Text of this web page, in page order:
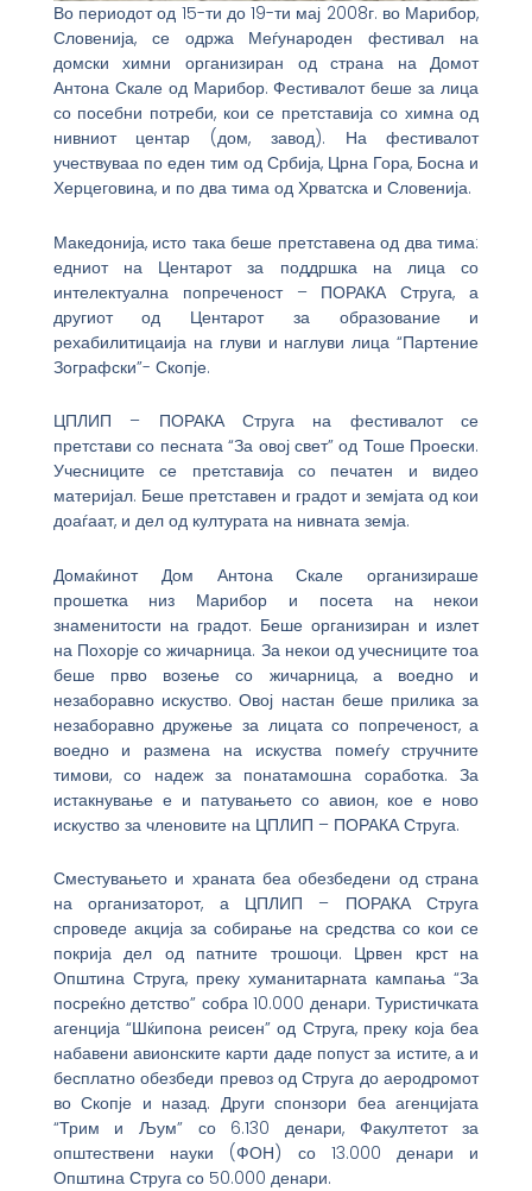
Во периодот од 15-ти до 19-ти мај 2008г. во Марибор,
Словенија, се одржа Меѓународен фестивал на
домски химни организиран од страна на Домот
Антона Скале од Марибор. Фестивалот беше за лица
со посебни потреби, кои се претставија со химна од
нивниот центар (дом, завод). На фестивалот
учествуваа по еден тим од Србија, Црна Гора, Босна и
Херцеговина, и по два тима од Хрватска и Словенија.
Македонија, исто така беше претставена од два тима:
едниот на Центарот за поддршка на лица со
интелектуална попреченост – ПОРАКА Струга, а
другиот од Центарот за образование и
рехабилитицаија на глуви и наглуви лица “Партение
Зографски”- Скопје.
ЦПЛИП – ПОРАКА Струга на фестивалот се
претстави со песната “За овој свет” од Тоше Проески.
Учесниците се претставија со печатен и видео
материјал. Беше претставен и градот и земјата од кои
доаѓаат, и дел од културата на нивната земја.
Домаќинот Дом Антона Скале организираше
прошетка низ Марибор и посета на некои
знаменитости на градот. Беше организиран и излет
на Похорје со жичарница. За некои од учесниците тоа
беше прво возење со жичарница, а воедно и
незаборавно искуство. Овој настан беше прилика за
незаборавно дружење за лицата со попреченост, а
воедно и размена на искуства помеѓу стручните
тимови, со надеж за понатамошна соработка. За
истакнување е и патувањето со авион, кое е ново
искуство за членовите на ЦПЛИП – ПОРАКА Струга.
Сместувањето и храната беа обезбедени од страна
на организаторот, а ЦПЛИП – ПОРАКА Струга
спроведе акција за собирање на средства со кои се
покрија дел од патните трошоци. Црвен крст на
Општина Струга, преку хуманитарната кампања “За
посреќно детство” собра 10.000 денари. Туристичката
агенција “Шќипона реисен” од Струга, преку која беа
набавени авионските карти даде попуст за истите, а и
бесплатно обезбеди превоз од Струга до аеродромот
во Скопје и назад. Други спонзори беа агенцијата
“Трим и Љум” со 6.130 денари, Факултетот за
општествени науки (ФОН) со 13.000 денари и
Општина Струга со 50.000 денари.